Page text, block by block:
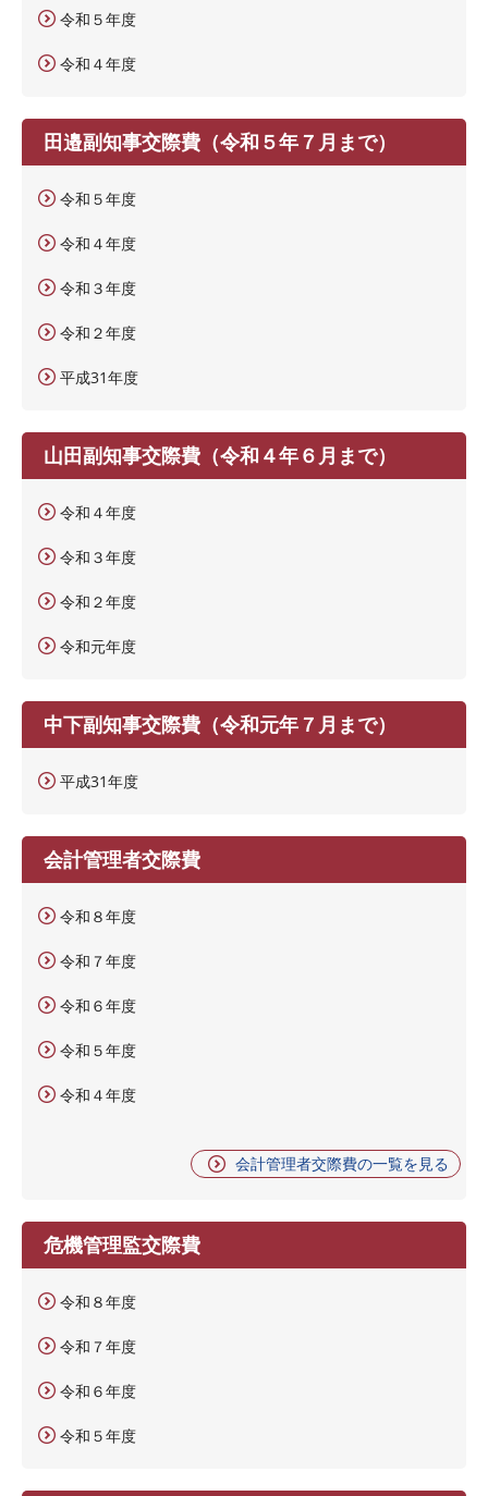
令和５年度
令和４年度
田邉副知事交際費（令和５年７月まで）
令和５年度
令和４年度
令和３年度
令和２年度
平成31年度
山田副知事交際費（令和４年６月まで）
令和４年度
令和３年度
令和２年度
令和元年度
中下副知事交際費（令和元年７月まで）
平成31年度
会計管理者交際費
令和８年度
令和７年度
令和６年度
令和５年度
令和４年度
会計管理者交際費の一覧を見る
危機管理監交際費
令和８年度
令和７年度
令和６年度
令和５年度